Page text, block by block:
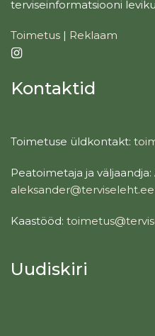
terviseinformatsiooni
Toimetus | Reklaam
Kontaktid
Toimetuse üldkontakt:
Peatoimetaja ja
aleksander@terviseleht.ee
Kaastööd:
Uudiskiri